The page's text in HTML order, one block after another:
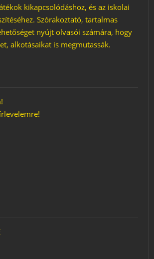
ÓVODA
kikapcsolódáshoz, és az iskolai
Szórakoztató, tartalmas
nyújt olvasói számára, hogy
alkotásaikat is megmutassák.